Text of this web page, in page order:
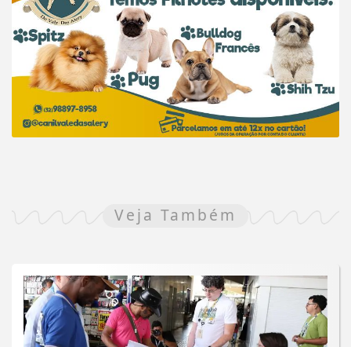
Veja Também